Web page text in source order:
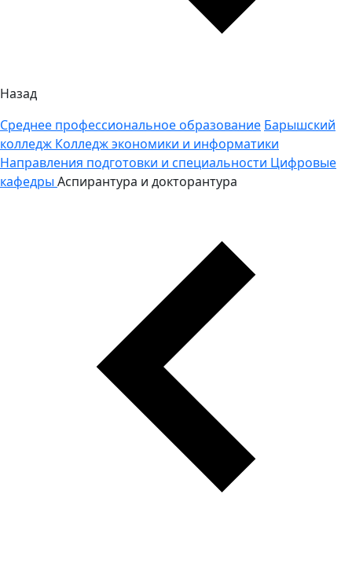
Назад
Среднее профессиональное образование Барышский
колледж Колледж экономики и информатики
Направления подготовки и специальности Цифровые
кафедры Аспирантура и докторантура